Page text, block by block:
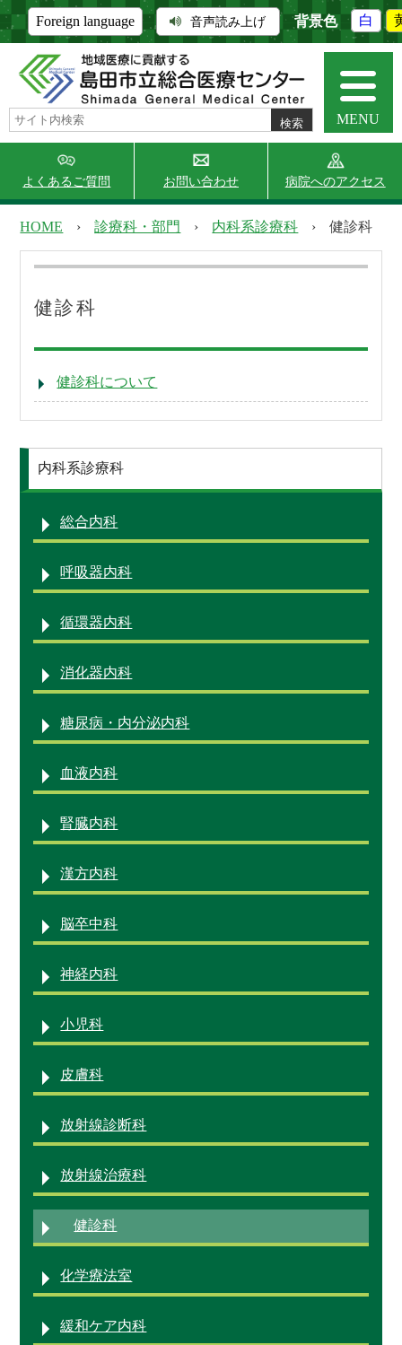
Foreign language 音声読み上げ 背景色 白
MENU
よくあるご質問 お問い合わせ 病院へのアクセス
当院について 外来受診
入院・面会 診療科・部門
HOME › 診療科・部門 › 内科系診療科 › 健診科
健診科
健診科について
内科系診療科
総合内科
呼吸器内科
循環器内科
消化器内科
糖尿病・内分泌内科
血液内科
腎臓内科
漢方内科
脳卒中科
神経内科
小児科
皮膚科
放射線診断科
放射線治療科
健診科
化学療法室
緩和ケア内科